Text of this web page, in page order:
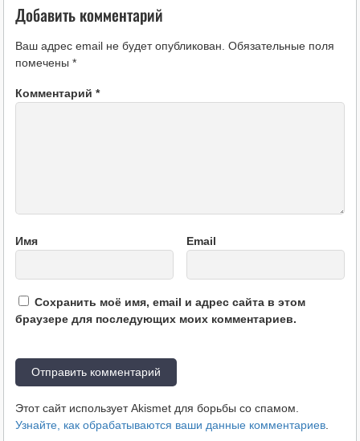
Добавить комментарий
Ваш адрес email не будет опубликован. Обязательные поля
помечены *
Комментарий *
Имя Email
Сохранить моё имя, email и адрес сайта в этом
браузере для последующих моих комментариев.
Этот сайт использует Akismet для борьбы со спамом.
Узнайте, как обрабатываются ваши данные комментариев.